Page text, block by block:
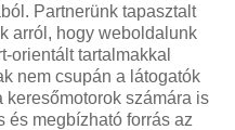
Partnerünk tapasztalt
arról, hogy weboldalunk
orientált tartalmakkal
nem csupán a látogatók
számára is
és megbízható forrás az